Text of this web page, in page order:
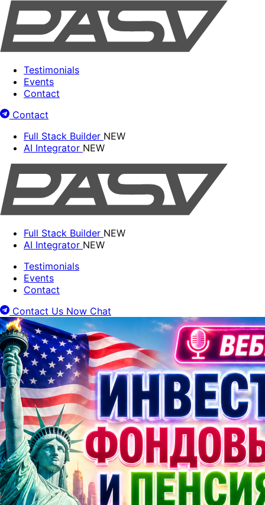
Testimonials
Events
Contact
Contact
Full Stack Builder NEW
AI Integrator NEW
Full Stack Builder NEW
AI Integrator NEW
Testimonials
Events
Contact
Contact Us Now Chat